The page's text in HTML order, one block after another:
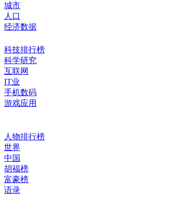
城市
人口
经济数据
科技排行榜
科学研究
互联网
IT业
手机数码
游戏应用
人物排行榜
世界
中国
胡福榜
富豪榜
语录